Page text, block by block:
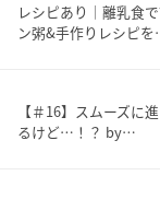
レシピあり｜離乳食
ン粥&手作りレシピ
【＃16】スムーズに
るけど…！？ by…